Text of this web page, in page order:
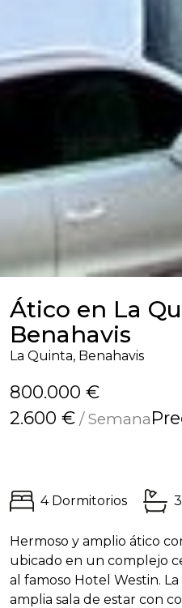
Ático en La
Benahavis
La Quinta, Benahavis
800.000 €
2.600 € / Semana
4 Dormitorios
Hermoso y amplio ático
ubicado en un complejo
al famoso Hotel Westin.
amplia sala de estar con